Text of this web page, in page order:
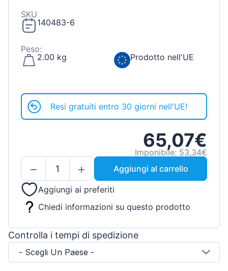
SKU
140483-6
Peso:
2.00 kg
Prodotto nell'UE
Resi gratuiti entro 30 giorni nell'UE!
65,07€
Imponibile: 53,34€
Aggiungi al carrello
Aggiungi ai preferiti
Chiedi informazioni su questo prodotto
Controlla i tempi di spedizione
- Scegli Un Paese -